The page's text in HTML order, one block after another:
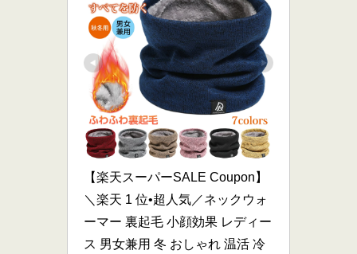
【楽天スーパーSALE Coupon】
＼楽天 1 位•超人気／ネックウォ
ーマー 裏起毛 小顔効果 レディー
ス 男女兼用 冬 おしゃれ 温活 冷